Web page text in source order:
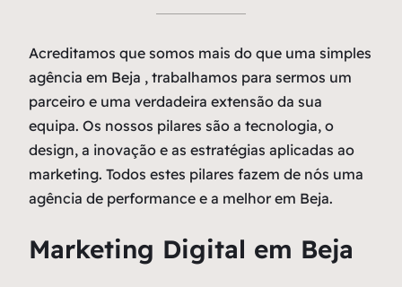
Acreditamos que somos mais do que uma simples
agência em Beja , trabalhamos para sermos um
parceiro e uma verdadeira extensão da sua
equipa. Os nossos pilares são a tecnologia, o
design, a inovação e as estratégias aplicadas ao
marketing. Todos estes pilares fazem de nós uma
agência de performance e a melhor em Beja.
Marketing Digital em Beja